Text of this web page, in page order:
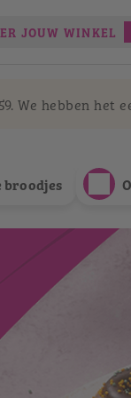
JOUW WINKEL
We hebben
broodjes